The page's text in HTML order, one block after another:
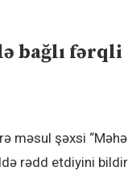
bağlı fərqli
məsul şəxsi
rədd etdiyini